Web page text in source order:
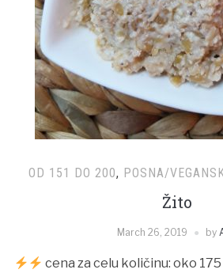
OD 151 DO 200, POSNA/
Žito
March 26, 2019 by
cena za celu količinu: oko